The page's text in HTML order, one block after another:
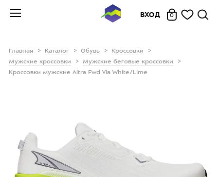
ВХОД 0
Главная Каталог Обувь
Кроссовки
Мужские кроссовки
Мужские беговые кроссовки
Кроссовки мужские Altra Fwd Via White/Lime